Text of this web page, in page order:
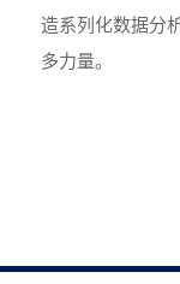
造系列化数据分
多力量。